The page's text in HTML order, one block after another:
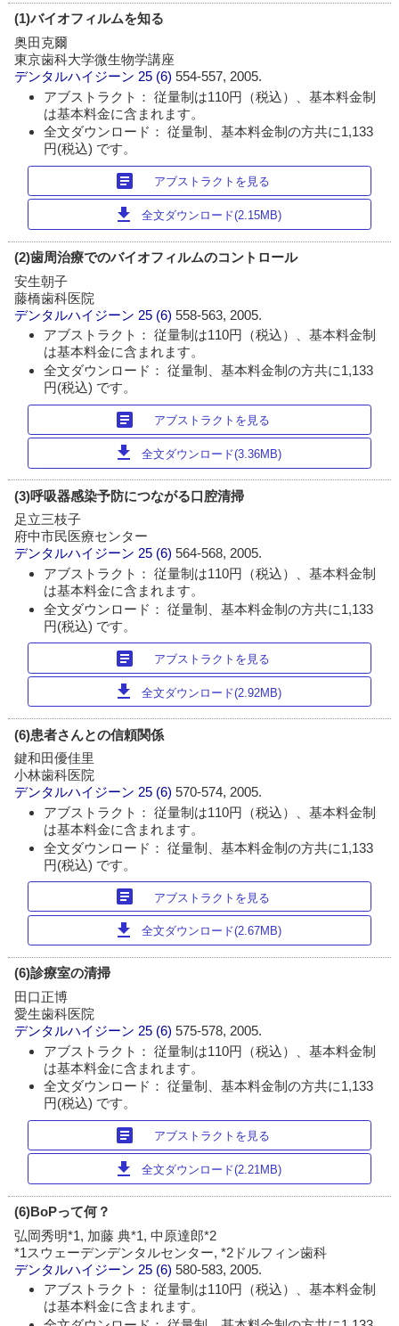
(1)バイオフィルムを知る
奥田克爾
東京歯科大学微生物学講座
デンタルハイジーン 25 (6)554-557, 2005.
アブストラクト： 従量制は110円（税込）、基本料金制
は基本料金に含まれます。
全文ダウンロード： 従量制、基本料金制の方共に1,133
円(税込) です。
article アブストラクトを見る
download 全文ダウンロード(2.15MB)
(2)歯周治療でのバイオフィルムのコントロール
安生朝子
藤橋歯科医院
デンタルハイジーン 25 (6)558-563, 2005.
アブストラクト： 従量制は110円（税込）、基本料金制
は基本料金に含まれます。
全文ダウンロード： 従量制、基本料金制の方共に1,133
円(税込) です。
article アブストラクトを見る
download 全文ダウンロード(3.36MB)
(3)呼吸器感染予防につながる口腔清掃
足立三枝子
府中市民医療センター
デンタルハイジーン 25 (6)564-568, 2005.
アブストラクト： 従量制は110円（税込）、基本料金制
は基本料金に含まれます。
全文ダウンロード： 従量制、基本料金制の方共に1,133
円(税込) です。
article アブストラクトを見る
download 全文ダウンロード(2.92MB)
(6)患者さんとの信頼関係
鍵和田優佳里
小林歯科医院
デンタルハイジーン 25 (6)570-574, 2005.
アブストラクト： 従量制は110円（税込）、基本料金制
は基本料金に含まれます。
全文ダウンロード： 従量制、基本料金制の方共に1,133
円(税込) です。
article アブストラクトを見る
download 全文ダウンロード(2.67MB)
(6)診療室の清掃
田口正博
愛生歯科医院
デンタルハイジーン 25 (6)575-578, 2005.
アブストラクト： 従量制は110円（税込）、基本料金制
は基本料金に含まれます。
全文ダウンロード： 従量制、基本料金制の方共に1,133
円(税込) です。
article アブストラクトを見る
download 全文ダウンロード(2.21MB)
(6)BoPって何？
弘岡秀明*1, 加藤 典*1, 中原達郎*2
*1スウェーデンデンタルセンター, *2ドルフィン歯科
デンタルハイジーン 25 (6)580-583, 2005.
アブストラクト： 従量制は110円（税込）、基本料金制
は基本料金に含まれます。